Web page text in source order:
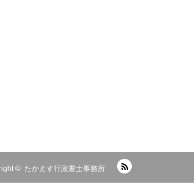
© たかえす行政書士事務所